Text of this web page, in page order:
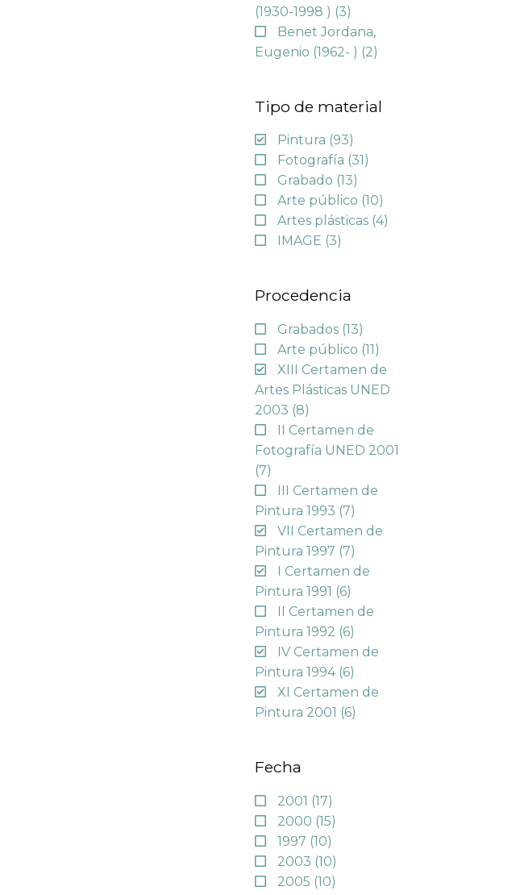
(1930-1998 ) (3)
Benet Jordana,
Eugenio (1962- ) (2)
Tipo de material
Pintura (93)
Fotografía (31)
Grabado (13)
Arte público (10)
Artes plásticas (4)
IMAGE (3)
Procedencia
Grabados (13)
Arte público (11)
XIII Certamen de
Artes Plásticas UNED
2003 (8)
II Certamen de
Fotografía UNED 2001
(7)
III Certamen de
Pintura 1993 (7)
VII Certamen de
Pintura 1997 (7)
I Certamen de
Pintura 1991 (6)
II Certamen de
Pintura 1992 (6)
IV Certamen de
Pintura 1994 (6)
XI Certamen de
Pintura 2001 (6)
Fecha
2001 (17)
2000 (15)
1997 (10)
2003 (10)
2005 (10)